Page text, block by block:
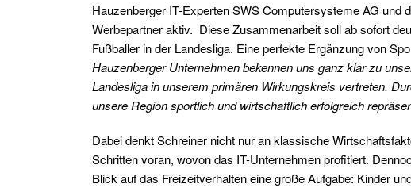
Hauzenberger IT-Experten SWS Computersysteme AG und
Werbepartner aktiv. Diese Zusammenarbeit soll ab sofort
Fußballer in der Landesliga. Eine perfekte Ergänzung von
Hauzenberger Unternehmen bekennen uns ganz klar zu
Landesliga in unserem primären Wirkungskreis vertreten.
unsere Region sportlich und wirtschaftlich erfolgreich
Dabei denkt Schreiner nicht nur an klassische
Schritten voran, wovon das IT-Unternehmen profitiert.
Blick auf das Freizeitverhalten eine große Aufgabe: Kinder